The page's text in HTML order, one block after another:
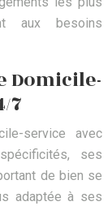
aux besoins
Domicile-
7
service avec
ses
de bien se
adaptée à ses